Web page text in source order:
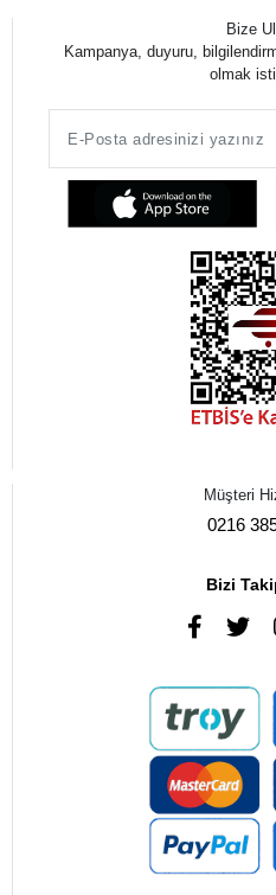
Bize
Kampanya, duyuru,
olmak
Müşteri
0216
Bizi